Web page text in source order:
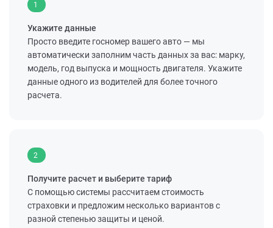
1
Укажите данные
Просто введите госномер вашего авто — мы
автоматически заполним часть данных за вас: марку,
модель, год выпуска и мощность двигателя. Укажите
данные одного из водителей для более точного
расчета.
2
Получите расчет и выберите тариф
С помощью системы рассчитаем стоимость
страховки и предложим несколько вариантов с
разной степенью защиты и ценой.